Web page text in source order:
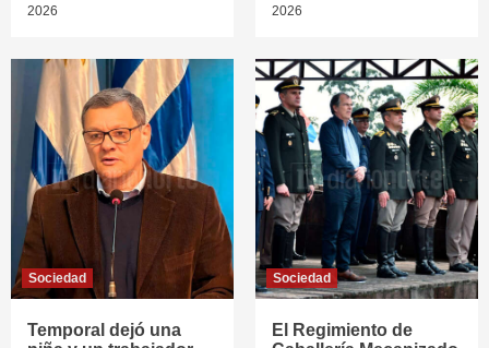
2026
2026
Sociedad
Temporal dejó una
Sociedad
El Regimiento de